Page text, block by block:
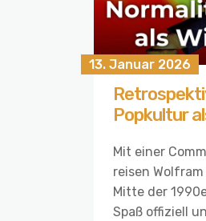
13. Januar 2026
Popkultur
Mit einer
reisen
Mitte der
Spaß offiziell